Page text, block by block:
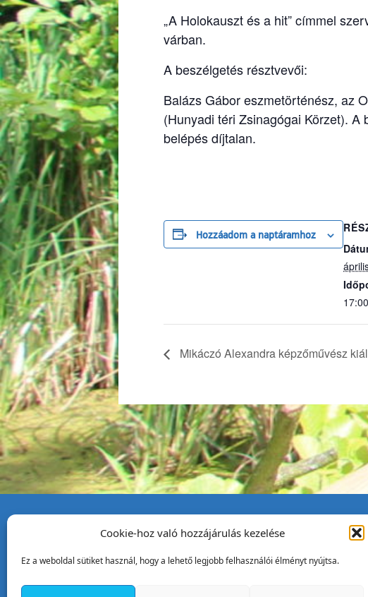
Cookie-hoz való hozzájárulás kezelése
Ez a weboldal sütiket használ, hogy a lehető legjobb felhasználói élményt nyújtsa.
„A Holokauszt és a hit” címmel
várban.
A beszélgetés résztvevői:
Balázs Gábor eszmetörténész, az
(Hunyadi téri Zsinagógai Körzet).
belépés díjtalan.
Hozzáadom a naptáramhoz
Mikáczó Alexandra képzőművész
Tata Város Önkormányzata
2890 Tata, Kossuth tér 1.